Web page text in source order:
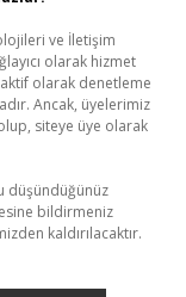
ve İletişim
olarak hizmet
olarak denetleme
Ancak, üyelerimiz
siteye üye olarak
düşündüğünüz
bildirmeniz
kaldırılacaktır.